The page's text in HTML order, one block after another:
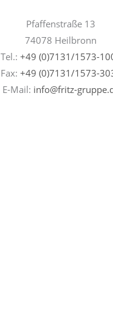
Pfaffenstraße 13
74078 Heilbronn
Tel.: +49 (0)7131/1573-
Fax: +49 (0)7131/1573-
E-Mail: info@fritz-